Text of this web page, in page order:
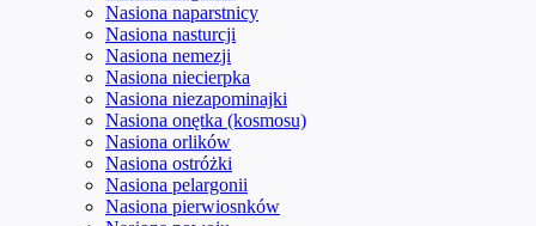
Nasiona naparstnicy
Nasiona nasturcji
Nasiona nemezji
Nasiona niecierpka
Nasiona niezapominajki
Nasiona onętka (kosmosu)
Nasiona orlików
Nasiona ostróżki
Nasiona pelargonii
Nasiona pierwiosnków